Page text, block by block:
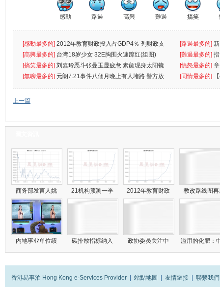
感動 路過 高興 難過 搞笑
[感動最多的] 2012年教育财政投入占GDP4％ 列财政支
出首位
[路過最多的]
[高興最多的] 台湾18岁少女 32E胸围火速蹿红(组图) [難過最多的]
罪
[搞笑最多的] 刘嘉玲恶斗张曼玉显疲惫 素颜现身太阳镜
遮
[憤怒最多的]
[無聊最多的] 元朗7.21事件八個月晚上有人堵路 警方放
催
[同情最多的]
敗
上一篇
商务部发言人姚 21机构预测一季 2012年教育财政 教改路线图
内地事业单位绩 碳排放指标纳入 政协委员关注中 滥用的化肥：
香港易事泊 Hong Kong e-Services Provider 站點地圖 友情鏈接 聯繫我們